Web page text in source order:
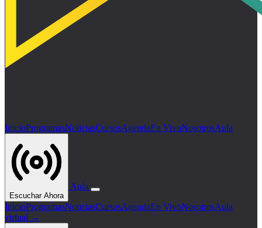
InicioProgramasNoticiasCursosAgendaEn VivoNosotrosAula
Escuchar Ahora
Aula
InicioProgramasNoticiasCursosAgendaEn VivoNosotrosAula
virtual →